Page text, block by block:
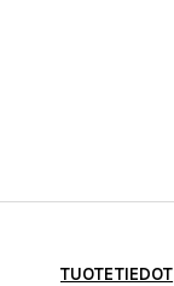
TUOTETIEDOT